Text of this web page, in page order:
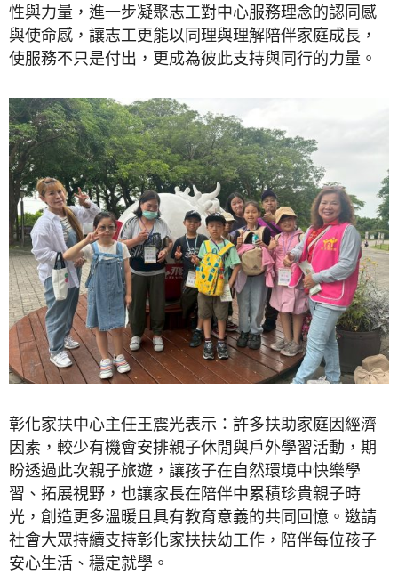
性與力量，進一步凝聚志工對中心服務理念的認同感
與使命感，讓志工更能以同理與理解陪伴家庭成長，
使服務不只是付出，更成為彼此支持與同行的力量。
彰化家扶中心主任王震光表示：許多扶助家庭因經濟
因素，較少有機會安排親子休閒與戶外學習活動，期
盼透過此次親子旅遊，讓孩子在自然環境中快樂學
習、拓展視野，也讓家長在陪伴中累積珍貴親子時
光，創造更多溫暖且具有教育意義的共同回憶。邀請
社會大眾持續支持彰化家扶扶幼工作，陪伴每位孩子
安心生活、穩定就學。